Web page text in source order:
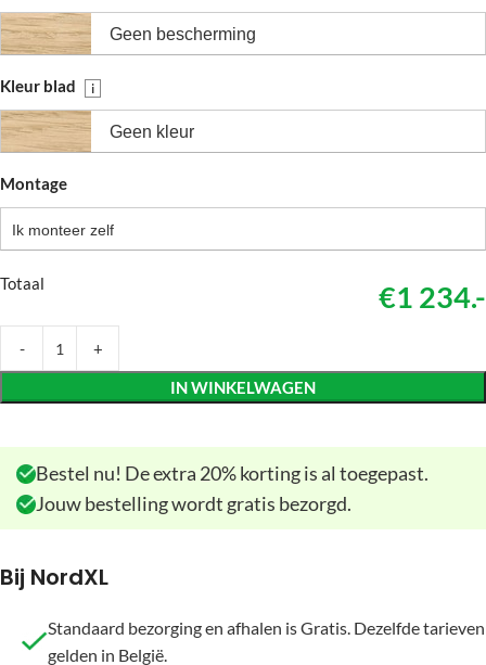
Geen bescherming
Kleur blad i
Geen kleur
Montage
Ik monteer zelf
Totaal €1 234.-
IN WINKELWAGEN
Bestel nu! De extra 20% korting is al toegepast.
Jouw bestelling wordt gratis bezorgd.
Bij NordXL
Standaard bezorging en afhalen is Gratis. Dezelfde tarieven
gelden in België.